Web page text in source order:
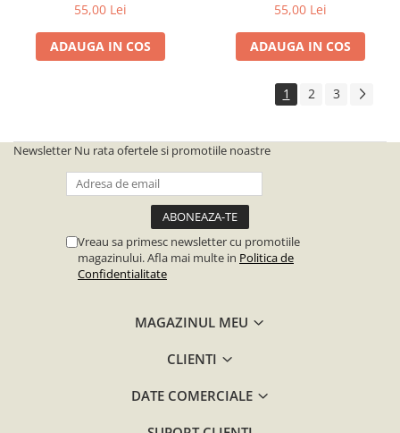
55,00 Lei
ADAUGA IN COS
55,00 Lei
ADAUGA IN COS
1 2 3
Newsletter Nu rata ofertele si promotiile noastre
Vreau sa primesc newsletter cu promotiile
magazinului. Afla mai multe in Politica de
Confidentialitate
MAGAZINUL MEU
CLIENTI
DATE COMERCIALE